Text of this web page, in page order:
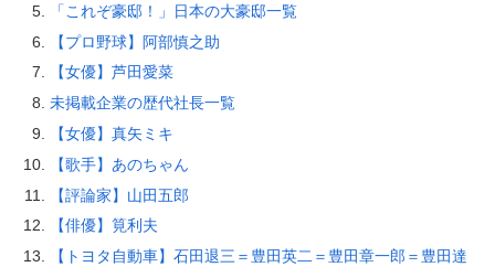
「これぞ豪邸！」日本の大豪邸一覧
【プロ野球】阿部慎之助
【女優】芦田愛菜
未掲載企業の歴代社長一覧
【女優】真矢ミキ
【歌手】あのちゃん
【評論家】山田五郎
【俳優】筧利夫
【トヨタ自動車】石田退三＝豊田英二＝豊田章一郎＝豊田達